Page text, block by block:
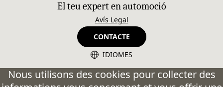
Nous utilisons des cookies pour collecter des
El teu expert en automoció
Avís Legal
CONTACTE
IDIOMES
CA - Catalán